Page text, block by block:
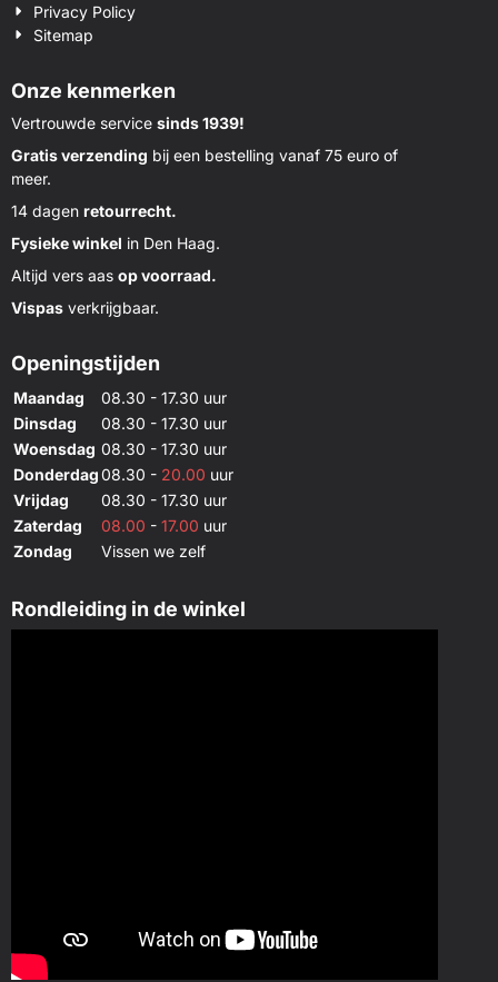
Privacy Policy
Sitemap
Onze kenmerken
Vertrouwde service sinds 1939!
Gratis verzending bij een bestelling vanaf 75 euro of
meer.
14 dagen retourrecht.
Fysieke winkel in Den Haag.
Altijd vers aas op voorraad.
Vispas verkrijgbaar.
Openingstijden
Maandag
08.30 - 17.30 uur
Dinsdag
08.30 - 17.30 uur
Woensdag 08.30 - 17.30 uur
Donderdag08.30 - 20.00 uur
Vrijdag
08.30 - 17.30 uur
Zaterdag
08.00 - 17.00 uur
Zondag
Vissen we zelf
Rondleiding in de winkel